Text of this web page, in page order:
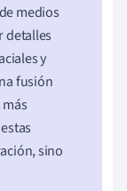
medios
detalles
y
fusión
sino